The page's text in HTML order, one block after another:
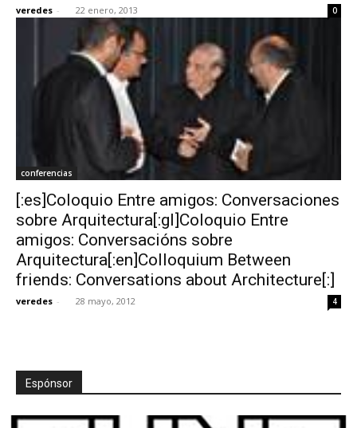
veredes - 22 enero, 2013 0
conferencias
[:es]Coloquio Entre amigos: Conversaciones
sobre Arquitectura[:gl]Coloquio Entre
amigos: Conversacións sobre
Arquitectura[:en]Colloquium Between
friends: Conversations about Architecture[:]
veredes - 28 mayo, 2012 4
Espónsor